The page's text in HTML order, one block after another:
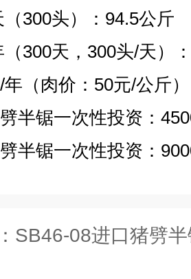
300头）：94.5公斤
300天，300头/天）
（肉价：50元/公斤
半锯一次性投资：
半锯一次性投资：
SB46-08进口猪劈